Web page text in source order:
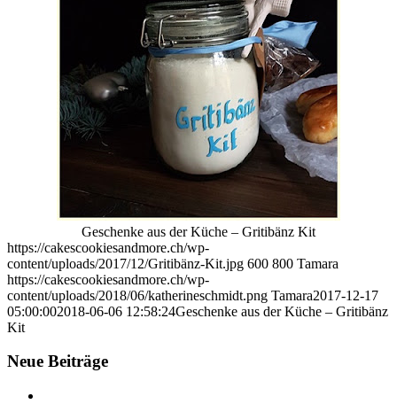
Geschenke aus der Küche – Gritibänz Kit
https://cakescookiesandmore.ch/wp-
content/uploads/2017/12/Gritibänz-Kit.jpg 600 800 Tamara
https://cakescookiesandmore.ch/wp-
content/uploads/2018/06/katherineschmidt.png Tamara2017-12-17
05:00:002018-06-06 12:58:24Geschenke aus der Küche – Gritibänz
Kit
Neue Beiträge